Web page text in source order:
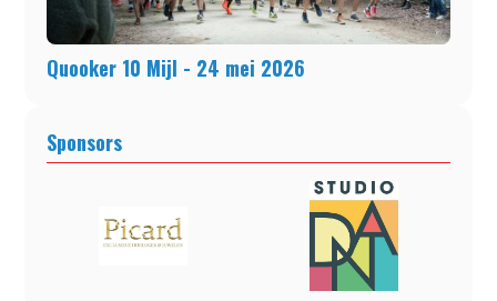
Quooker 10 Mijl - 24 mei 2026
Sponsors